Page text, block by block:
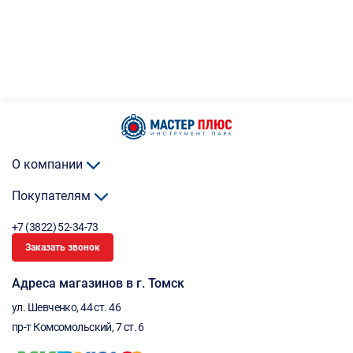
О компании
Покупателям
+7 (3822) 52-34-73
Заказать звонок
Адреса магазинов в г. Томск
ул. Шевченко, 44 ст. 46
пр-т Комсомольский, 7 ст. 6